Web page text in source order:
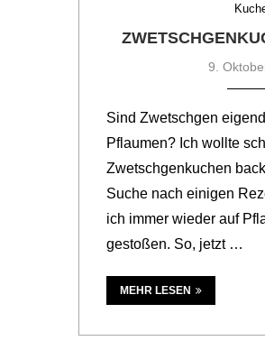
9.
Sind Zwetschgen
Pflaumen? Ich wollte
Zwetschgenkuchen
Suche nach einigen
ich immer wieder auf
gestoßen. So, jetzt …
MEHR LESEN